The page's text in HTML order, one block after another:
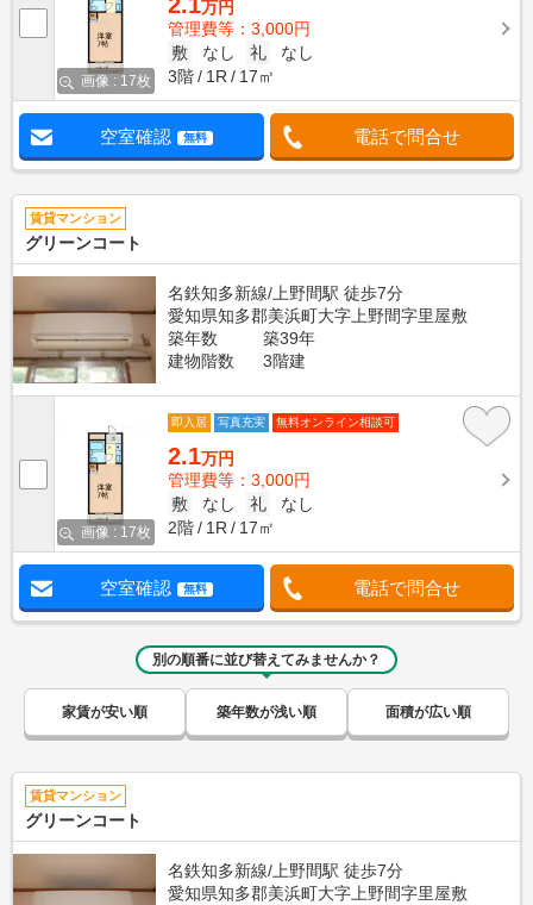
画像 : 17枚
万円
管理費等：3,000円
敷
なし 礼
なし
3階
1R 17㎡
空室確認 無料 電話で問合せ
賃貸マンション
グリーンコート
名鉄知多新線/上野間駅 徒歩7分
愛知県知多郡美浜町大字上野間字里屋敷
築年数
築39年
建物階数
3階建
画像 : 17枚
即入居 写真充実 無料オンライン相談可
2.1万円
管理費等：3,000円
敷
なし 礼
なし
2階
1R 17㎡
空室確認 無料 電話で問合せ
別の順番に並び替えてみませんか？
家賃が安い順 築年数が浅い順 面積が広い順
賃貸マンション
グリーンコート
名鉄知多新線/上野間駅 徒歩7分
愛知県知多郡美浜町大字上野間字里屋敷